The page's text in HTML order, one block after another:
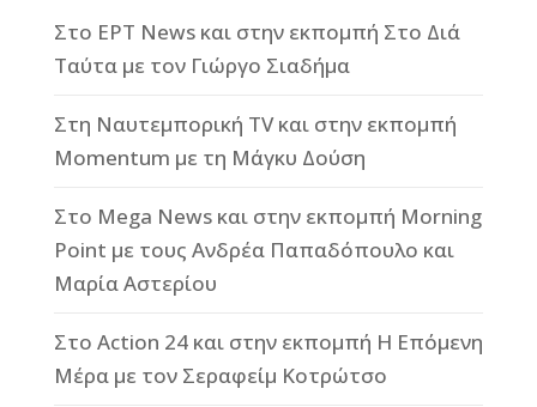
Στο ΕΡΤ News και στην εκπομπή Στο Διά
Ταύτα με τον Γιώργο Σιαδήμα
Στη Ναυτεμπορική TV και στην εκπομπή
Momentum με τη Μάγκυ Δούση
Στο Mega News και στην εκπομπή Morning
Point με τους Ανδρέα Παπαδόπουλο και
Μαρία Αστερίου
Στο Action 24 και στην εκπομπή Η Επόμενη
Μέρα με τον Σεραφείμ Κοτρώτσο